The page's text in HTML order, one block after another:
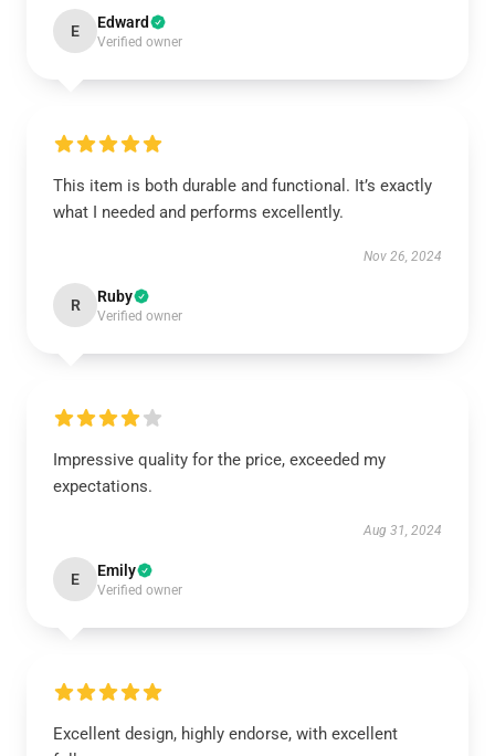
E Edward
Verified owner
This item is both durable and functional. It’s exactly
what I needed and performs excellently.
Nov 26, 2024
R Ruby
Verified owner
Impressive quality for the price, exceeded my
expectations.
Aug 31, 2024
E Emily
Verified owner
Excellent design, highly endorse, with excellent